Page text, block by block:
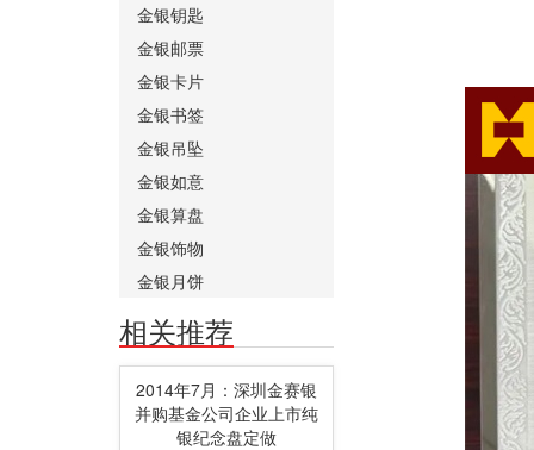
金银钥匙
金银邮票
金银卡片
金银书签
金银吊坠
金银如意
金银算盘
金银饰物
金银月饼
相关推荐
2014年7月：深圳金赛银
并购基金公司企业上市纯
银纪念盘定做